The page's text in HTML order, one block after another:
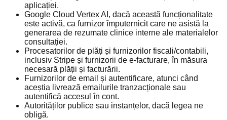
aplicației.
Google Cloud Vertex AI, dacă această funcționalitate
este activă, ca furnizor împuternicit care ne asistă la
generarea de rezumate clinice interne ale materialelor
consultației.
Procesatorilor de plăți și furnizorilor fiscali/contabili,
inclusiv Stripe și furnizorii de e-facturare, în măsura
necesară plății și facturării.
Furnizorilor de email și autentificare, atunci când
aceștia livrează emailurile tranzacționale sau
autentifică accesul în cont.
Autorităților publice sau instanțelor, dacă legea ne
obligă.